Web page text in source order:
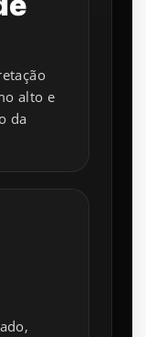
alto e
da